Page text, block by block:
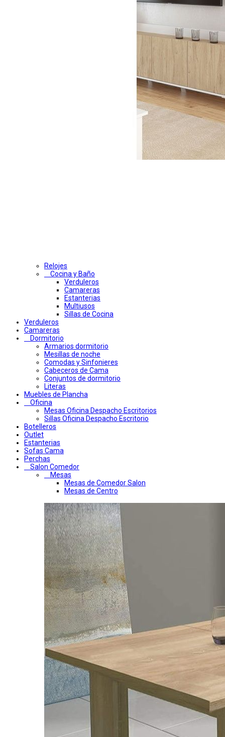
Relojes
Cocina y Baño
Verduleros
Camareras
Estanterias
Multiusos
Sillas de Cocina
Verduleros
Camareras
Dormitorio
Armarios dormitorio
Mesillas de noche
Comodas y Sinfonieres
Cabeceros de Cama
Conjuntos de dormitorio
Literas
Muebles de Plancha
Oficina
Mesas Oficina Despacho Escritorios
Sillas Oficina Despacho Escritorio
Botelleros
Outlet
Estanterias
Sofas Cama
Perchas
Salon Comedor
Mesas
Mesas de Comedor Salon
Mesas de Centro